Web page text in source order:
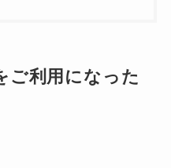
ご利用になった